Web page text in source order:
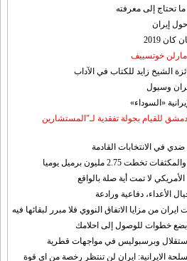
تحتاج إلى معرفته
إيران
مارلن خوتسييف
الشيخ زايد للكتاب في الآداب
وسيول
«السوداء»
للقيام بجولة تفقدية لـ"المستشارين
ضدي في الانتخابات القادمة
2.75 مليون برميل يوميا
لا تمت أية صلة بالواقع
الأعداء، دفاعية ورادعة
من مزايا الاتفاق النووي فلا مبرر لبقائها فيه
بضع خطوات للوصول إلى احلامك
وبرسبوليس في مواجهات قطرية
الايرانية: ايران لن تنتظر رخصة من اي قوة